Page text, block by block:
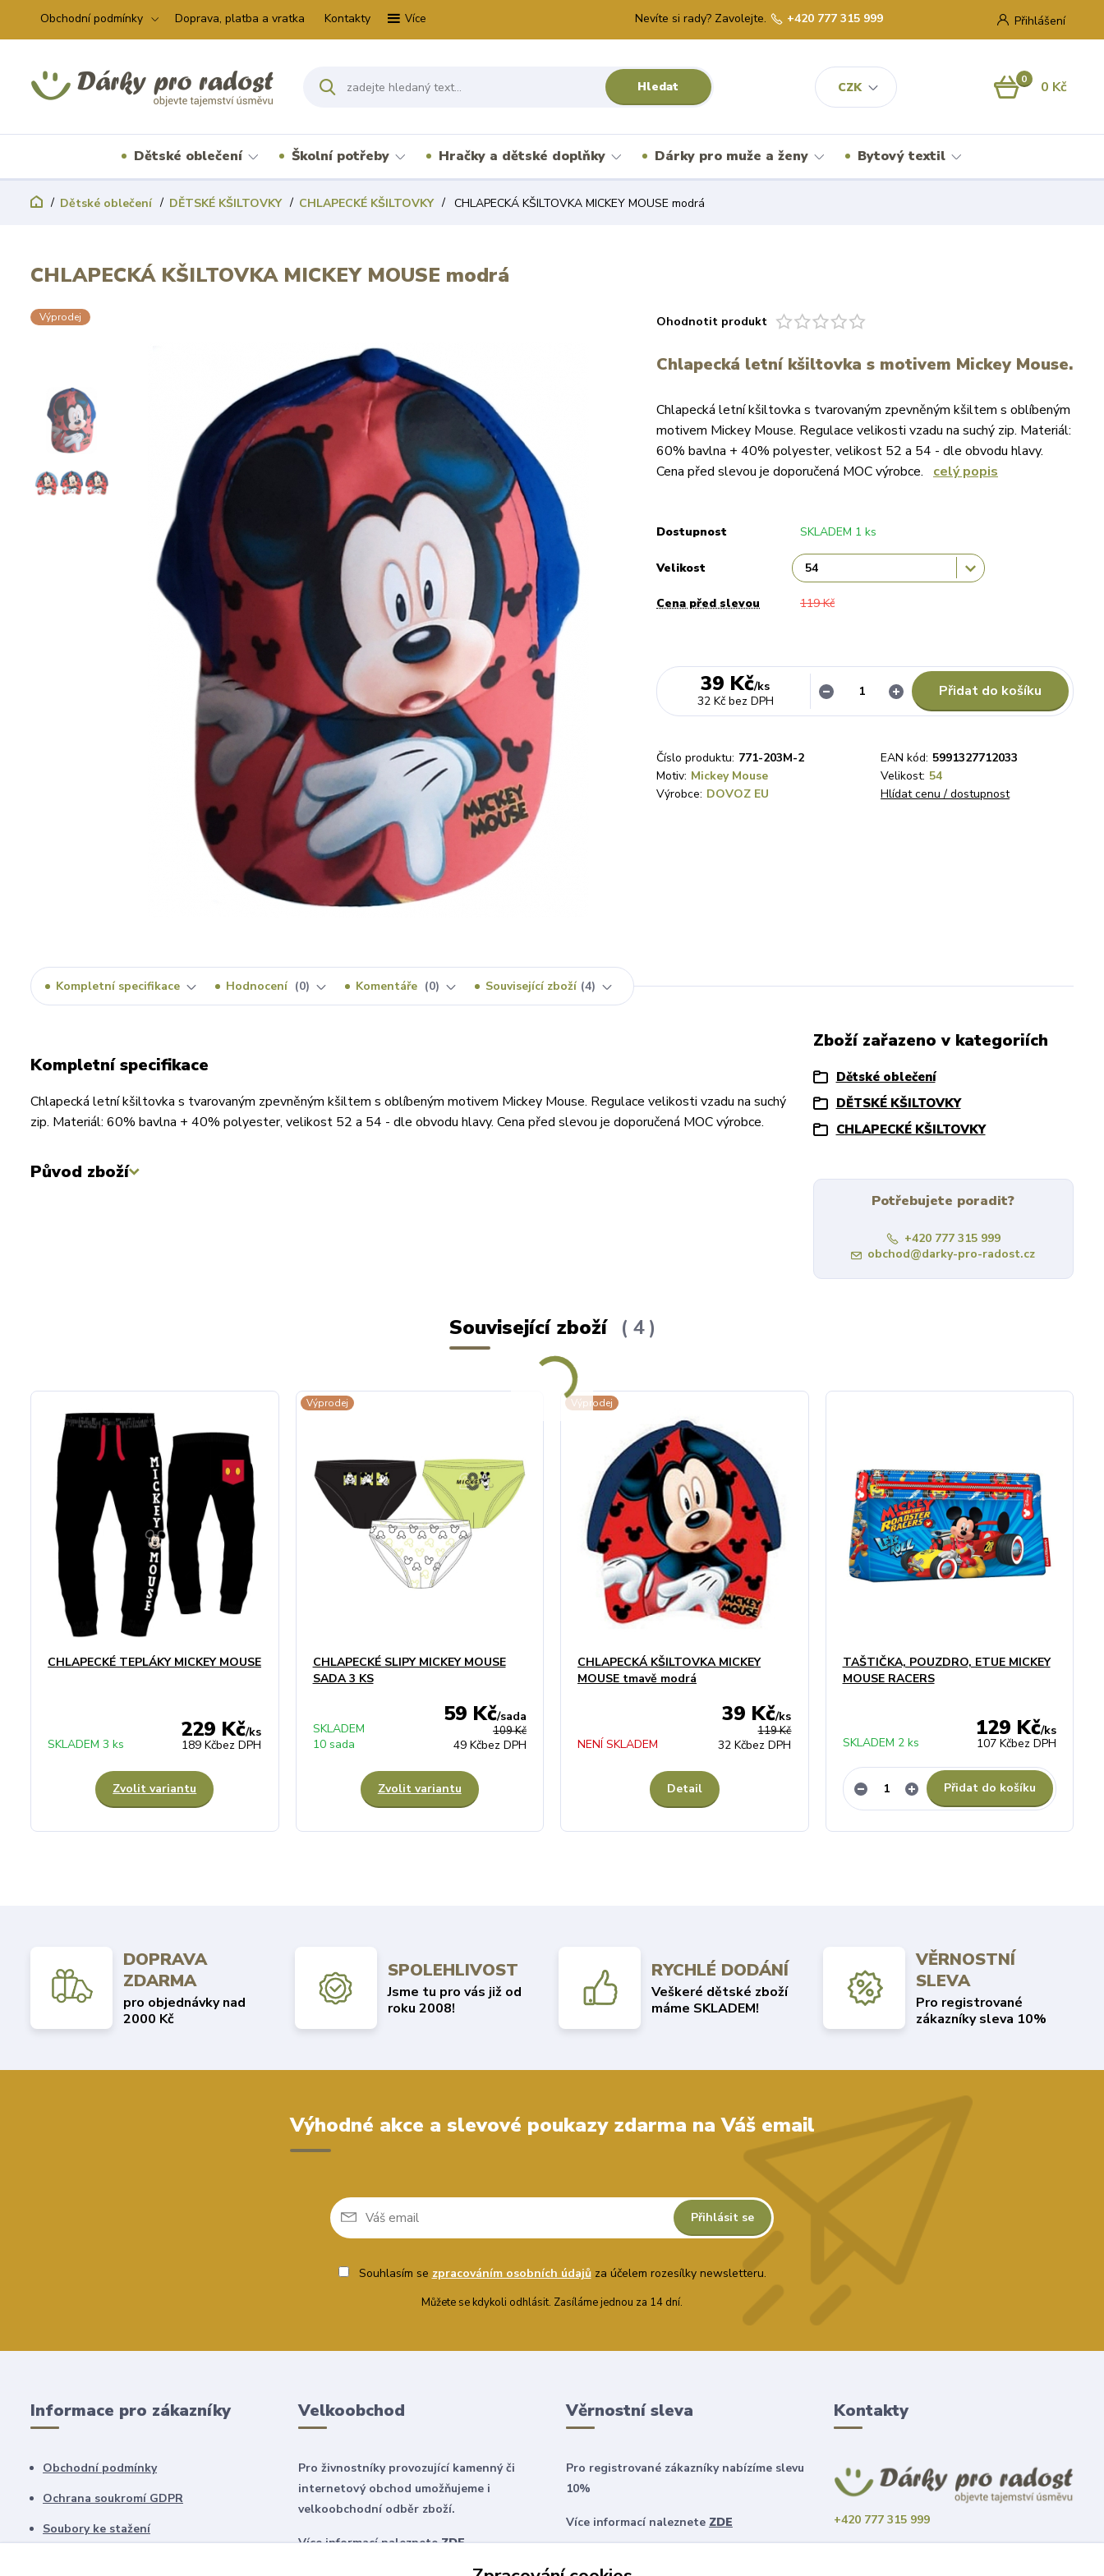
Obchodní podmínky Doprava, platba a vratka Kontakty Více
CZK
Přihlášení
Hledat
Nevíte si rady? Zavolejte. +420 777 315 999
0 0 Kč
Dětské oblečení Školní potřeby Hračky a dětské doplňky Dárky pro muže a ženy Bytový textil
Dětské oblečení DĚTSKÉ KŠILTOVKY CHLAPECKÉ KŠILTOVKY CHLAPECKÁ KŠILTOVKA MICKEY MOUSE modrá
CHLAPECKÁ KŠILTOVKA MICKEY MOUSE modrá
Výprodej Ohodnotit produkt
Chlapecká letní kšiltovka s motivem Mickey Mouse.
Chlapecká letní kšiltovka s tvarovaným zpevněným kšiltem s oblíbeným
motivem Mickey Mouse. Regulace velikosti vzadu na suchý zip. Materiál:
60% bavlna + 40% polyester, velikost 52 a 54 - dle obvodu hlavy.
Cena před slevou je doporučená MOC výrobce. celý popis
Dostupnost SKLADEM 1 ks
Velikost
Cena před slevou 119 Kč
39 Kč/ks
32 Kč bez DPH
Přidat do košíku
Číslo produktu: 771-203M-2 EAN kód: 5991327712033
Motiv: Mickey Mouse Velikost: 54
Výrobce: DOVOZ EU Hlídat cenu / dostupnost
Kompletní specifikace Hodnocení 0 Komentáře 0 Související zboží 4
Kompletní specifikace
Chlapecká letní kšiltovka s tvarovaným zpevněným kšiltem s oblíbeným motivem Mickey Mouse. Regulace velikosti vzadu na suchý
zip. Materiál: 60% bavlna + 40% polyester, velikost 52 a 54 - dle obvodu hlavy. Cena před slevou je doporučená MOC výrobce.
Původ zboží
Zboží zařazeno v kategoriích
Dětské oblečení
DĚTSKÉ KŠILTOVKY
CHLAPECKÉ KŠILTOVKY
Potřebujete poradit?
+420 777 315 999
obchod@darky-pro-radost.cz
Související zboží 4
CHLAPECKÉ TEPLÁKY MICKEY MOUSE
229 Kč/ks
189 Kčbez DPH
SKLADEM 3 ks
Zvolit variantu
Výprodej
CHLAPECKÉ SLIPY MICKEY MOUSE
SADA 3 KS
109 Kč
59 Kč/sada
49 Kčbez DPH
SKLADEM
10 sada
Zvolit variantu
Výprodej
CHLAPECKÁ KŠILTOVKA MICKEY
MOUSE tmavě modrá
119 Kč
39 Kč/ks
32 Kčbez DPH
NENÍ SKLADEM
Detail
TAŠTIČKA, POUZDRO, ETUE MICKEY
MOUSE RACERS
129 Kč/ks
107 Kčbez DPH
SKLADEM 2 ks
Přidat do košíku
DOPRAVA
ZDARMA
pro objednávky nad
2000 Kč
SPOLEHLIVOST
Jsme tu pro vás již od
roku 2008!
RYCHLÉ DODÁNÍ
Veškeré dětské zboží
máme SKLADEM!
VĚRNOSTNÍ
SLEVA
Pro registrované
zákazníky sleva 10%
Výhodné akce a slevové poukazy zdarma na Váš email
Přihlásit se
Souhlasím se zpracováním osobních údajůza účelem rozesílky newsletteru.
Můžete se kdykoli odhlásit. Zasíláme jednou za 14 dní.
Informace pro zákazníky
Obchodní podmínky
Ochrana soukromí GDPR
Soubory ke stažení
Velkoobchod
Pro živnostníky provozující kamenný či
internetový obchod umožňujeme i
velkoobchodní odběr zboží.
Více informací nalezneteZDE
Věrnostní sleva
Pro registrované zákazníky nabízíme slevu
10%
Více informací naleznete ZDE
Kontakty
+420 777 315 999